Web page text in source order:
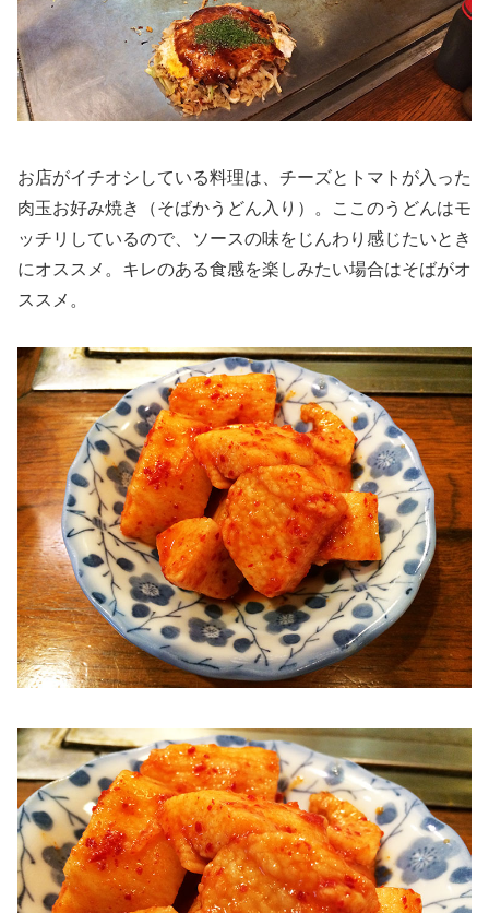
お店がイチオシしている料理は、チーズとトマトが入った
肉玉お好み焼き（そばかうどん入り）。ここのうどんはモ
ッチリしているので、ソースの味をじんわり感じたいとき
にオススメ。キレのある食感を楽しみたい場合はそばがオ
ススメ。